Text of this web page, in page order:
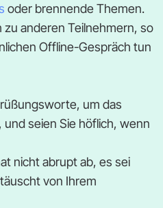
oder brennende Themen.
zu anderen Teilnehmern, so
Offline-Gespräch tun
um das
seien Sie höflich, wenn
nicht abrupt ab, es sei
von Ihrem